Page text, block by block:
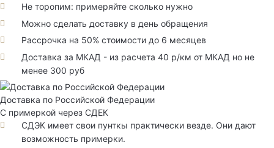
Не торопим: примеряйте сколько нужно
Можно сделать доставку в день обращения
Рассрочка на 50% стоимости до 6 месяцев
Доставка за МКАД - из расчета 40 р/км от МКАД но не
менее 300 руб
Доставка по Российской Федерации
С примеркой через СДЕК
СДЭК имеет свои пунткы практически везде. Они дают
возможность примерки.